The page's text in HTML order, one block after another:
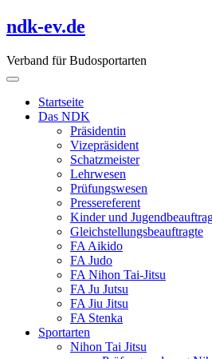
Skip
to
ndk-ev.de
Verband für Budosportarten
Startseite
Das NDK
Präsidentin
Vizepräsident
Schatzmeister
Lehrwesen
Prüfungswesen
Pressereferent
Kinder und
Gleichstellungsbeauftragte
FA Aikido
FA Judo
FA Nihon Tai-Jitsu
FA Ju Jutsu
FA Jiu Jitsu
FA Stenka
Sportarten
Nihon Tai Jitsu